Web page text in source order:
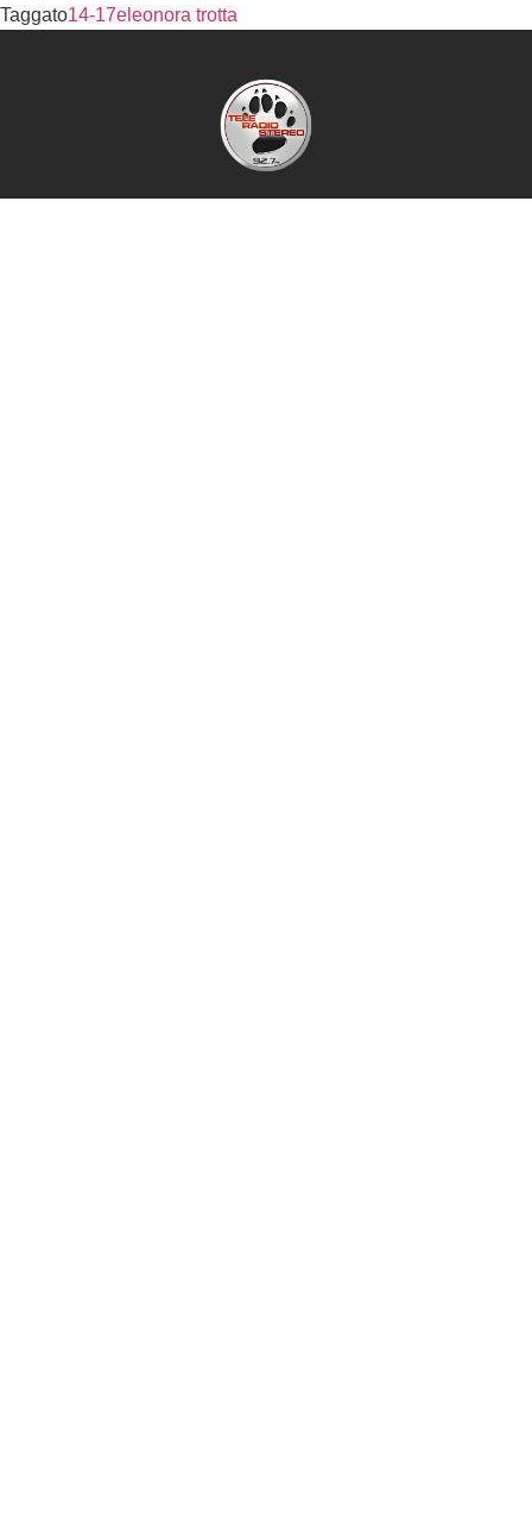
Taggato14-17eleonora trotta